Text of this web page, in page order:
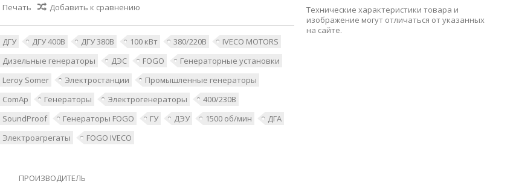
Печать Добавить к сравнению
ДГУ ДГУ 400В ДГУ 380В 100 кВт 380/220В
IVECO MOTORS
Дизельные генераторы
ДЭС FOGO
Генераторные установки
Leroy Somer
Электростанции
Промышленные генераторы
ComAp
Генераторы Электрогенераторы
400/230В
SoundProof
Генераторы FOGO ГУ ДЭУ 1500 об/мин
ДГА
Электроагрегаты
FOGO IVECO
Технические характеристики товара и
изображение могут отличаться от указанных
на сайте.
ПРОИЗВОДИТЕЛЬ